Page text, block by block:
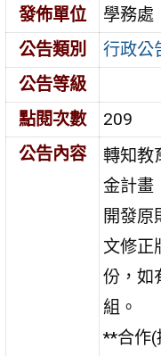
發佈單位
學務處
公告類別
行政公
公告等級
點閱次數
209
公告內容
轉知教
金計畫
開發原
文修正
份，如
組。
**合作(